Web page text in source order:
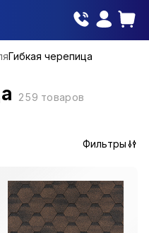
Гибкая черепица
259 товаров
Фильтры